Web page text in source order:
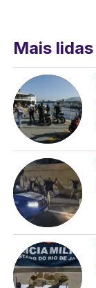
Mais lidas